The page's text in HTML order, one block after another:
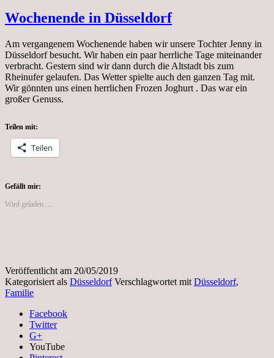
Wochenende in Düsseldorf
Am vergangenem Wochenende haben wir unsere Tochter Jenny in
Düsseldorf besucht. Wir haben ein paar herrliche Tage miteinander
verbracht. Gestern sind wir dann durch die Altstadt bis zum
Rheinufer gelaufen. Das Wetter spielte auch den ganzen Tag mit.
Wir gönnten uns einen herrlichen Frozen Joghurt . Das war ein
großer Genuss.
Teilen mit:
Teilen
Gefällt mir:
Wird geladen …
Veröffentlicht am 20/05/2019
Kategorisiert als Düsseldorf Verschlagwortet mit Düsseldorf,
Familie
Facebook
Twitter
G+
YouTube